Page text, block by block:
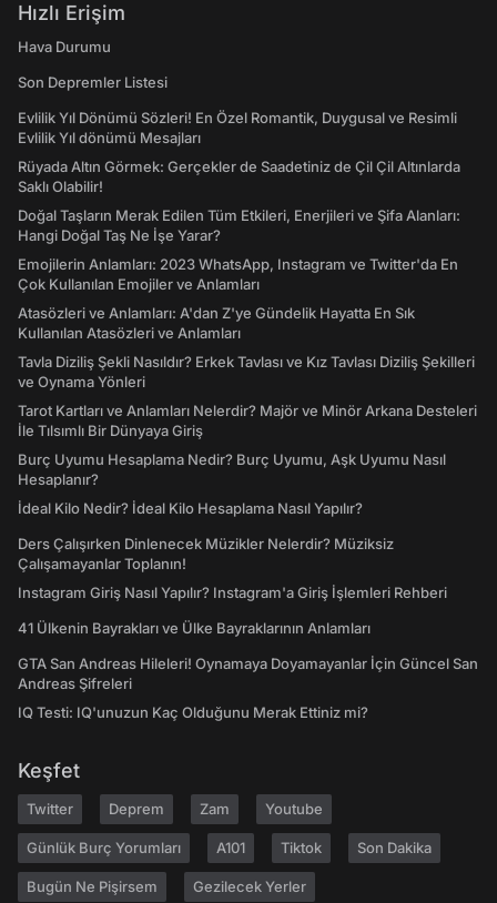
Hızlı Erişim
Hava Durumu
Son Depremler Listesi
Evlilik Yıl Dönümü Sözleri! En Özel Romantik, Duygusal ve Resimli
Evlilik Yıl dönümü Mesajları
Rüyada Altın Görmek: Gerçekler de Saadetiniz de Çil Çil Altınlarda
Saklı Olabilir!
Doğal Taşların Merak Edilen Tüm Etkileri, Enerjileri ve Şifa Alanları:
Hangi Doğal Taş Ne İşe Yarar?
Emojilerin Anlamları: 2023 WhatsApp, Instagram ve Twitter'da En
Çok Kullanılan Emojiler ve Anlamları
Atasözleri ve Anlamları: A'dan Z'ye Gündelik Hayatta En Sık
Kullanılan Atasözleri ve Anlamları
Tavla Diziliş Şekli Nasıldır? Erkek Tavlası ve Kız Tavlası Diziliş Şekilleri
ve Oynama Yönleri
Tarot Kartları ve Anlamları Nelerdir? Majör ve Minör Arkana Desteleri
İle Tılsımlı Bir Dünyaya Giriş
Burç Uyumu Hesaplama Nedir? Burç Uyumu, Aşk Uyumu Nasıl
Hesaplanır?
İdeal Kilo Nedir? İdeal Kilo Hesaplama Nasıl Yapılır?
Ders Çalışırken Dinlenecek Müzikler Nelerdir? Müziksiz
Çalışamayanlar Toplanın!
Instagram Giriş Nasıl Yapılır? Instagram'a Giriş İşlemleri Rehberi
41 Ülkenin Bayrakları ve Ülke Bayraklarının Anlamları
GTA San Andreas Hileleri! Oynamaya Doyamayanlar İçin Güncel San
Andreas Şifreleri
IQ Testi: IQ'unuzun Kaç Olduğunu Merak Ettiniz mi?
Keşfet
Twitter Deprem Zam Youtube
Günlük Burç Yorumları A101 Tiktok Son Dakika
Bugün Ne Pişirsem Gezilecek Yerler